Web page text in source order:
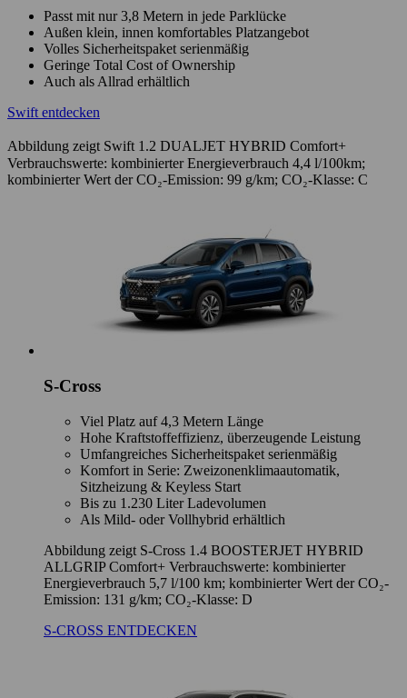
Passt mit nur 3,8 Metern in jede Parklücke
Außen klein, innen komfortables Platzangebot
Volles Sicherheitspaket serienmäßig
Geringe Total Cost of Ownership
Auch als Allrad erhältlich
Swift entdecken
Abbildung zeigt Swift 1.2 DUALJET HYBRID Comfort+
Verbrauchswerte: kombinierter Energieverbrauch 4,4 l/100km;
kombinierter Wert der CO₂-Emission: 99 g/km; CO₂-Klasse: C
S-Cross
Viel Platz auf 4,3 Metern Länge
Hohe Kraftstoffeffizienz, überzeugende Leistung
Umfangreiches Sicherheitspaket serienmäßig
Komfort in Serie: Zweizonenklimaautomatik,
Sitzheizung & Keyless Start
Bis zu 1.230 Liter Ladevolumen
Als Mild- oder Vollhybrid erhältlich
Abbildung zeigt S-Cross 1.4 BOOSTERJET HYBRID
ALLGRIP Comfort+ Verbrauchswerte: kombinierter
Energieverbrauch 5,7 l/100 km; kombinierter Wert der CO₂-
Emission: 131 g/km; CO₂-Klasse: D
S-CROSS ENTDECKEN